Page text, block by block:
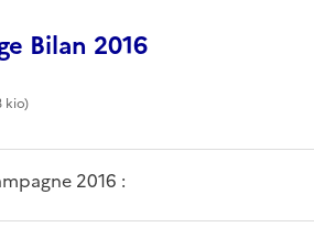
Bilan 2016
kio)
2016 :